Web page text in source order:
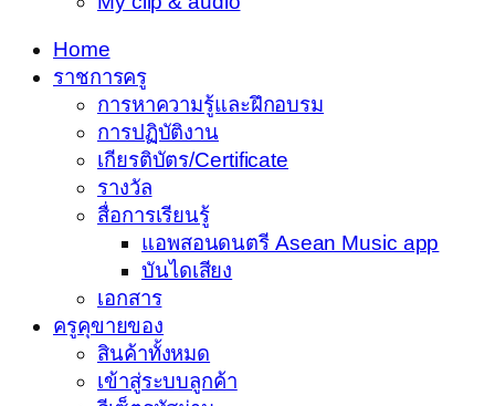
Home
ราชการครู
การหาความรู้และฝึกอบรม
การปฏิบัติงาน
เกียรติบัตร/Certificate
รางวัล
สื่อการเรียนรู้
แอพสอนดนตรี Asean Music app
บันไดเสียง
เอกสาร
ครูคุขายของ
สินค้าทั้งหมด
เข้าสู่ระบบลูกค้า